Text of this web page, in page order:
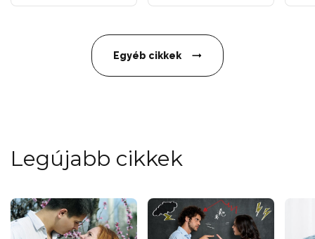
Egyéb cikkek
Legújabb cikkek